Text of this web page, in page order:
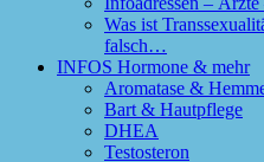
Was ist
falsch…
INFOS Hormone & mehr
Aromatase &
Bart & Hautpflege
DHEA
Testosteron